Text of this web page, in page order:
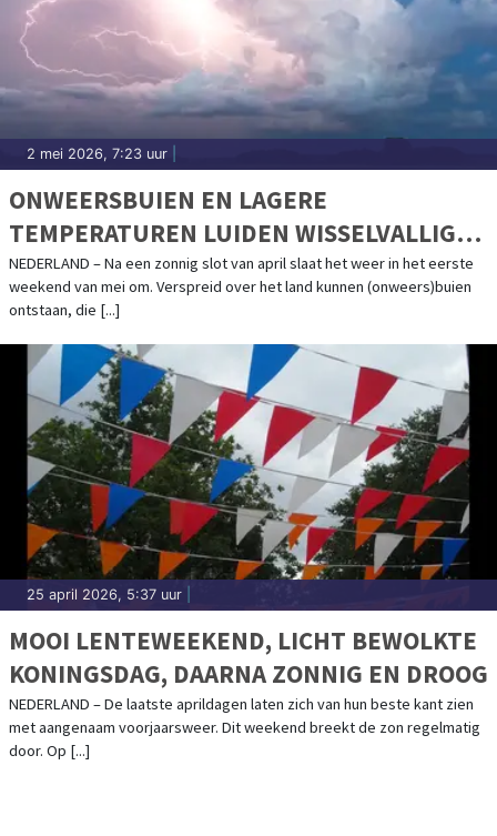
2 mei 2026, 7:23 uur
ONWEERSBUIEN EN LAGERE
TEMPERATUREN LUIDEN WISSELVALLIG
BEGIN VAN MEI IN
NEDERLAND – Na een zonnig slot van april slaat het weer in het eerste
weekend van mei om. Verspreid over het land kunnen (onweers)buien
ontstaan, die [...]
25 april 2026, 5:37 uur
MOOI LENTEWEEKEND, LICHT BEWOLKTE
KONINGSDAG, DAARNA ZONNIG EN DROOG
NEDERLAND – De laatste aprildagen laten zich van hun beste kant zien
met aangenaam voorjaarsweer. Dit weekend breekt de zon regelmatig
door. Op [...]